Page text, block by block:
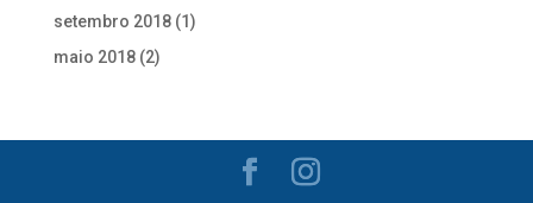
setembro 2018(1)
maio 2018(2)